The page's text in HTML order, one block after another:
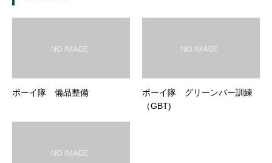
ボーイ隊 備品整備
ボーイ隊 グリーンバー訓練
（GBT)